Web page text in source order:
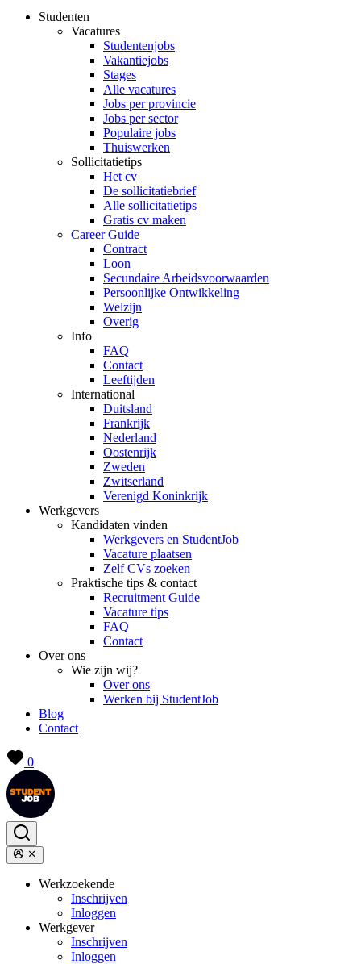
Studenten
Vacatures
Studentenjobs
Vakantiejobs
Stages
Alle vacatures
Jobs per provincie
Jobs per sector
Populaire jobs
Thuiswerken
Sollicitatietips
Het cv
De sollicitatiebrief
Alle sollicitatietips
Gratis cv maken
Career Guide
Contract
Loon
Secundaire Arbeidsvoorwaarden
Persoonlijke Ontwikkeling
Welzijn
Overig
Info
FAQ
Contact
Leeftijden
International
Duitsland
Frankrijk
Nederland
Oostenrijk
Zweden
Zwitserland
Verenigd Koninkrijk
Werkgevers
Kandidaten vinden
Werkgevers en StudentJob
Vacature plaatsen
Zelf CVs zoeken
Praktische tips & contact
Recruitment Guide
Vacature tips
FAQ
Contact
Over ons
Wie zijn wij?
Over ons
Werken bij StudentJob
Blog
Contact
0
Werkzoekende
Inschrijven
Inloggen
Werkgever
Inschrijven
Inloggen